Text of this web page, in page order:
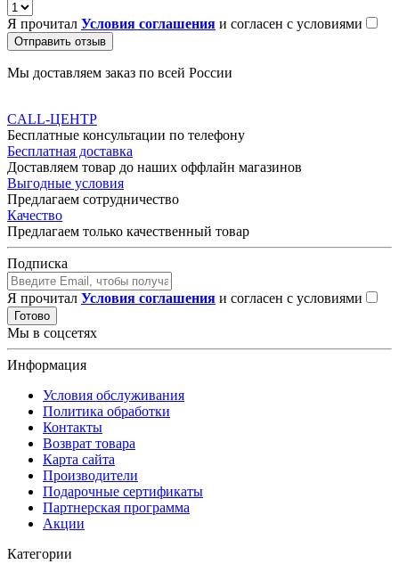
Я прочитал Условия соглашения и согласен с условиями
Отправить отзыв
Мы доставляем заказ по всей России
CALL-ЦЕНТР
Бесплатные консультации по телефону
Бесплатная доставка
Доставляем товар до наших оффлайн магазинов
Выгодные условия
Предлагаем сотрудничество
Качество
Предлагаем только качественный товар
Подписка
Я прочитал Условия соглашения и согласен с условиями
Готово
Мы в соцсетях
Информация
Условия обслуживания
Политика обработки
Контакты
Возврат товара
Карта сайта
Производители
Подарочные сертификаты
Партнерская программа
Акции
Категории